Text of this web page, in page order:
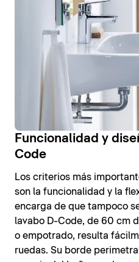
Funcionalidad y
Code
Los criterios más
son la funcionalidad y la
encarga de que tampoco
lavabo D-Code, de 60 cm
o empotrado, resulta
ruedas. Su borde